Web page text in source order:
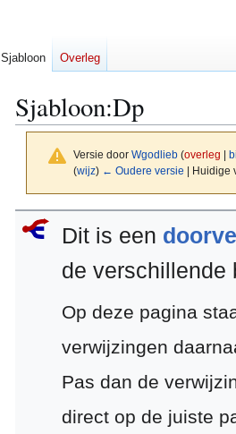
Sjabloon:Dp
Versie door Wgodlieb (overleg
(wijz) ← Oudere versie | Huidige
Naar
navigatie
Naar
zoeken
Dit is een
de verschillende
Op deze pagina
verwijzingen
Pas dan de
direct op de juiste
Sjabloon Overleg